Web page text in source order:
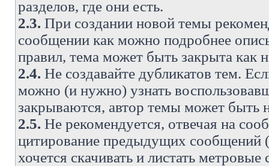
разделов, где они есть.
2.3. При создании новой темы
сообщении как можно подробнее
правил, тема может быть закрыта как
2.4. Не создавайте дубликатов тем.
можно (и нужно) узнать
закрываются, автор темы может быть
2.5. Не рекомендуется, отвечая на
цитирование предыдущих сообщений
хочется скачивать и листать